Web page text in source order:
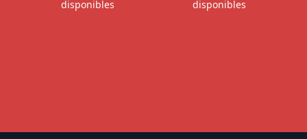
disponibles
disponibles